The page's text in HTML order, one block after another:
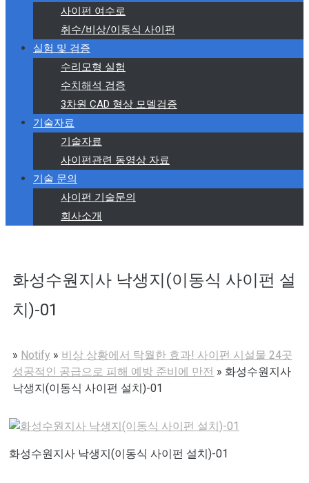
사이펀 여수로
취수/비상/이동식 사이펀
실험 및 검증
수리모형 실험
수치해석 검증
3차원 CAD 형상 모델검증
기술자료
기술자료
사이펀관련 동영상 자료
기술 문의
사이펀 기술문의
회사소개
화성수원지사 낙생지(이동식 사이펀 설
치)-01
» Notify » 비상 상황에서 탁월한 효과! 사이펀 시설물 24곳
성공적인 공급으로 피해 예방 준비에 만전 » 화성수원지사
낙생지(이동식 사이펀 설치)-01
화성수원지사 낙생지(이동식 사이펀 설치)-01